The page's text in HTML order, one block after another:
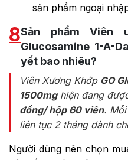
sản phẩm ngoại
8Sản phẩm Viên
Glucosamine 1-A-
yết bao nhiêu?
Viên Xương Khớp GO
1500mghiện đang
đồng/ hộp 60 viên.
liên tục 2 tháng dành
Người dùng nên chọn